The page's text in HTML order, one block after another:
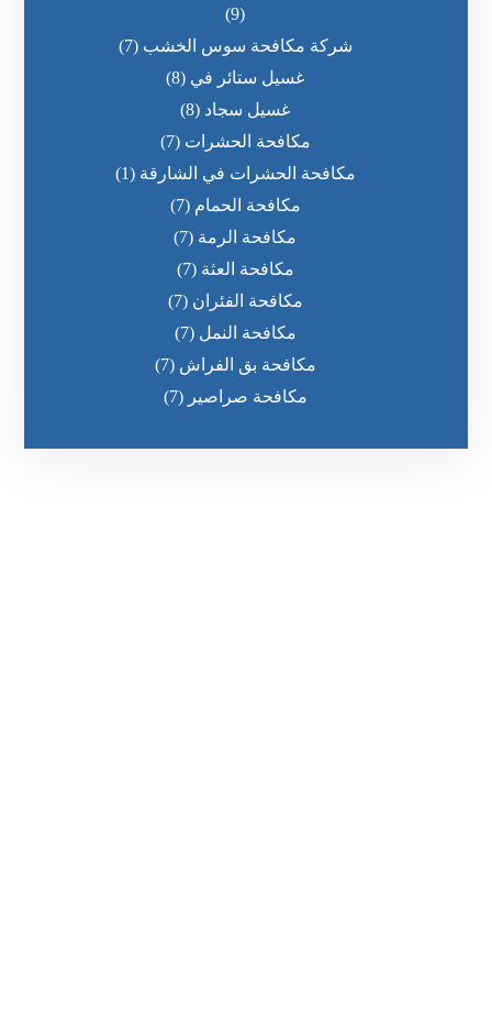
(9)
شركة مكافحة سوس الخشب (7)
غسيل ستائر في (8)
غسيل سجاد (8)
مكافحة الحشرات (7)
مكافحة الحشرات في الشارقة (1)
مكافحة الحمام (7)
مكافحة الرمة (7)
مكافحة العثة (7)
مكافحة الفئران (7)
مكافحة النمل (7)
مكافحة بق الفراش (7)
مكافحة صراصير (7)